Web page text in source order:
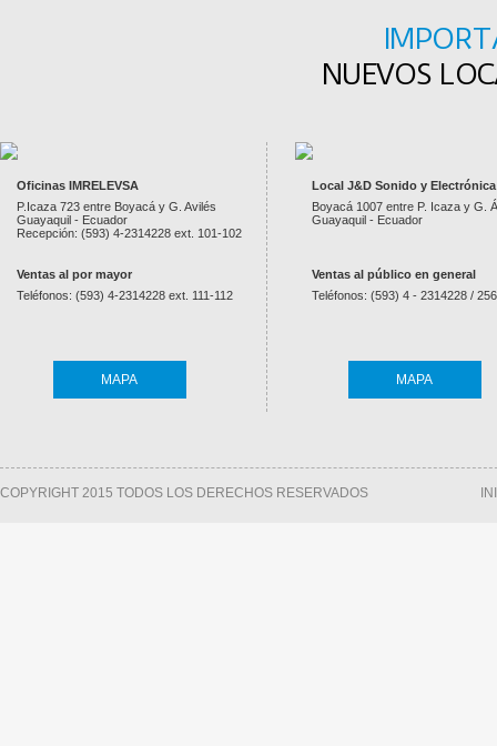
NUEVOS
Oficinas IMRELEVSA
P.Icaza 723 entre Boyacá y G. Avilés
Guayaquil - Ecuador
Recepción: (593) 4-2314228 ext. 101-102
Ventas al por mayor
Teléfonos: (593) 4-2314228 ext. 111-112
MAPA
Local J&D Sonido y Electrónica
Boyacá 1007 entre P. Icaza y G.
Guayaquil - Ecuador
Ventas al público en general
Teléfonos: (593) 4 - 2314228 /
MAPA
COPYRIGHT 2015 TODOS LOS DERECHOS RESERVADOS